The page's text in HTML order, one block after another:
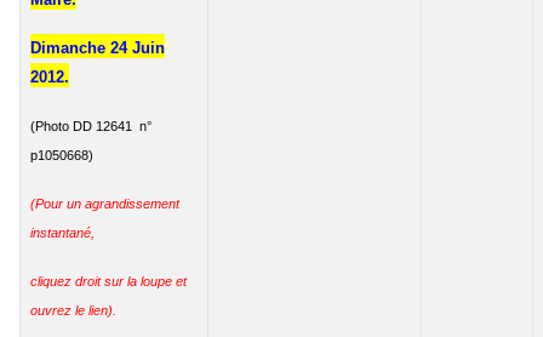
Dimanche 24 Juin
2012.
(Photo DD 12641 n°
p1050668)
(Pour un agrandissement
instantané,
cliquez droit sur la loupe et
ouvrez le lien).